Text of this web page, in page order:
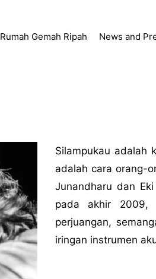
Rumah Gemah Ripah News and
Silampukau adalah
adalah cara orang-
Junandharu dan
pada akhir 2009,
perjuangan,
iringan instrumen